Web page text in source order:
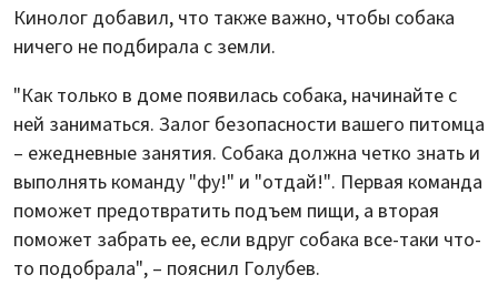
Кинолог добавил, что также важно, чтобы собака
ничего не подбирала с земли.
"Как только в доме появилась собака, начинайте с
ней заниматься. Залог безопасности вашего питомца
– ежедневные занятия. Собака должна четко знать и
выполнять команду "фу!" и "отдай!". Первая команда
поможет предотвратить подъем пищи, а вторая
поможет забрать ее, если вдруг собака все-таки что-
то подобрала", – пояснил Голубев.